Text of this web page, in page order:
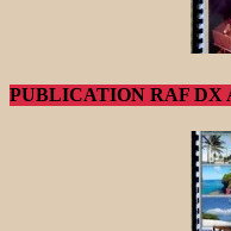
PUBLICATION RAF DX